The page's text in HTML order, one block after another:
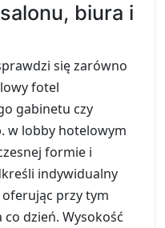
biura i
się zarówno
fotel
gabinetu czy
w lobby hotelowym
formie i
indywidualny
przy tym
dzień. Wysokość